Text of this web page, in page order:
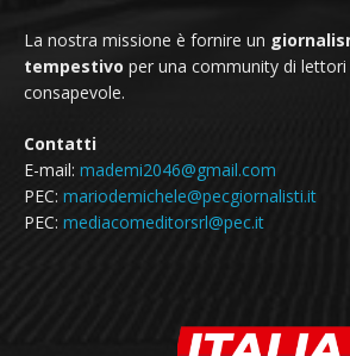
La nostra missione è fornire un
tempestivo per una community di lettori
consapevole.
Contatti
E-mail: mademi2046@gmail.com
PEC: mariodemichele@pecgiornalisti.it
PEC: mediacomeditorsrl@pec.it